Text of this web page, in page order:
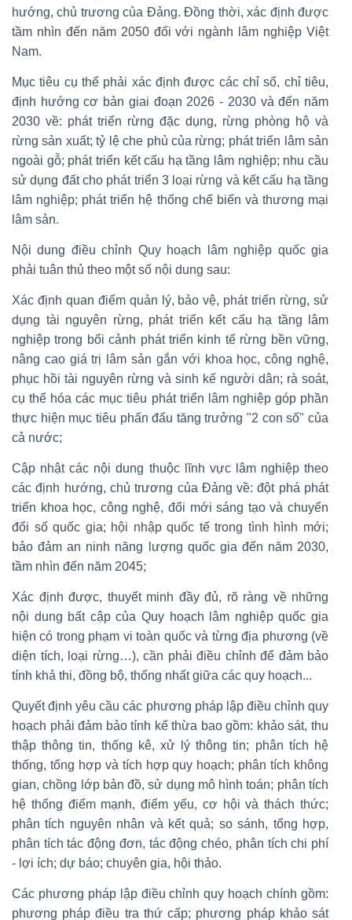
hướng, chủ trương của Đảng. Đồng thời, xác định được
tầm nhìn đến năm 2050 đối với ngành lâm nghiệp Việt
Nam.
Mục tiêu cụ thể phải xác định được các chỉ số, chỉ tiêu,
định hướng cơ bản giai đoạn 2026 - 2030 và đến năm
2030 về: phát triển rừng đặc dụng, rừng phòng hộ và
rừng sản xuất; tỷ lệ che phủ của rừng; phát triển lâm sản
ngoài gỗ; phát triển kết cấu hạ tầng lâm nghiệp; nhu cầu
sử dụng đất cho phát triển 3 loại rừng và kết cấu hạ tầng
lâm nghiệp; phát triển hệ thống chế biến và thương mại
lâm sản.
Nội dung điều chỉnh Quy hoạch lâm nghiệp quốc gia
phải tuân thủ theo một số nội dung sau:
Xác định quan điểm quản lý, bảo vệ, phát triển rừng, sử
dụng tài nguyên rừng, phát triển kết cấu hạ tầng lâm
nghiệp trong bối cảnh phát triển kinh tế rừng bền vững,
nâng cao giá trị lâm sản gắn với khoa học, công nghệ,
phục hồi tài nguyên rừng và sinh kế người dân; rà soát,
cụ thể hóa các mục tiêu phát triển lâm nghiệp góp phần
thực hiện mục tiêu phấn đấu tăng trưởng "2 con số" của
cả nước;
Cập nhật các nội dung thuộc lĩnh vực lâm nghiệp theo
các định hướng, chủ trương của Đảng về: đột phá phát
triển khoa học, công nghệ, đổi mới sáng tạo và chuyển
đổi số quốc gia; hội nhập quốc tế trong tình hình mới;
bảo đảm an ninh năng lượng quốc gia đến năm 2030,
tầm nhìn đến năm 2045;
Xác định được, thuyết minh đầy đủ, rõ ràng về những
nội dung bất cập của Quy hoạch lâm nghiệp quốc gia
hiện có trong phạm vi toàn quốc và từng địa phương (về
diện tích, loại rừng…), cần phải điều chỉnh để đảm bảo
tính khả thi, đồng bộ, thống nhất giữa các quy hoạch...
Quyết định yêu cầu các phương pháp lập điều chỉnh quy
hoạch phải đảm bảo tính kế thừa bao gồm: khảo sát, thu
thập thông tin, thống kê, xử lý thông tin; phân tích hệ
thống, tổng hợp và tích hợp quy hoạch; phân tích không
gian, chồng lớp bản đồ, sử dụng mô hình toán; phân tích
hệ thống điểm mạnh, điểm yếu, cơ hội và thách thức;
phân tích nguyên nhân và kết quả; so sánh, tổng hợp,
phân tích tác động đơn, tác động chéo, phân tích chi phí
- lợi ích; dự báo; chuyên gia, hội thảo.
Các phương pháp lập điều chỉnh quy hoạch chính gồm:
phương pháp điều tra thứ cấp; phương pháp khảo sát